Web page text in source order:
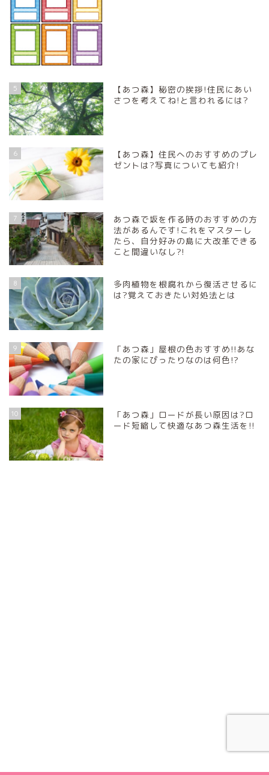
5
【あつ森】秘密の挨拶!住民にあい
さつを考えてね!と言われるには?
6
【あつ森】住民へのおすすめのプレ
ゼントは?写真についても紹介!
7
あつ森で坂を作る時のおすすめの方
法があるんです!これをマスターし
たら、自分好みの島に大改革できる
こと間違いなし?!
8
多肉植物を根腐れから復活させるに
は?覚えておきたい対処法とは
9
「あつ森」屋根の色おすすめ!!あな
たの家にぴったりなのは何色!?
10
「あつ森」ロードが長い原因は?ロ
ード短縮して快適なあつ森生活を!!